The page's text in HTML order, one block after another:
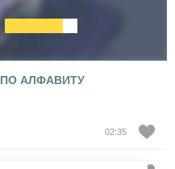
ПО АЛФАВИТУ
02:35